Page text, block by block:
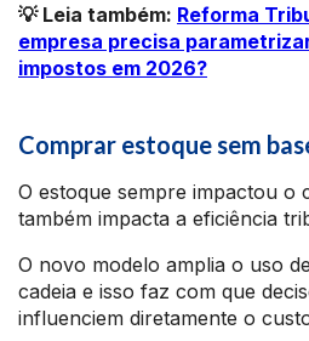
💡 Leia também: Reforma
empresa precisa
impostos em 2026?
Comprar estoque sem
O estoque sempre impactou o
também impacta a eficiência
O novo modelo amplia o uso
cadeia e isso faz com que
influenciem diretamente o